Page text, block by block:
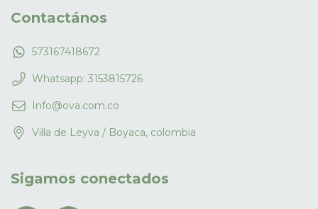
Contactános
573167418672
Whatsapp: 3153815726
Info@ova.com.co
Villa de Leyva / Boyaca, colombia
Sigamos conectados